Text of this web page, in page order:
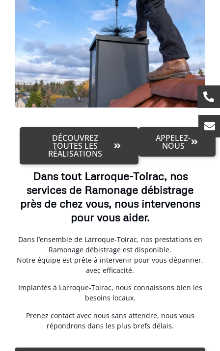
DÉCOUVREZ
TOUTES LES
RÉALISATIONS
APPELEZ-
NOUS
Dans tout Larroque-Toirac, nos
services de Ramonage débistrage
près de chez vous, nous intervenons
pour vous aider.
Dans l’ensemble de Larroque-Toirac, nos prestations en
Ramonage débistrage est disponible.
Notre équipe est prête à intervenir pour vous dépanner,
avec efficacité.
Implantés à Larroque-Toirac, nous connaissons bien les
besoins locaux.
Prenez contact avec nous sans attendre, nous vous
répondrons dans les plus brefs délais.